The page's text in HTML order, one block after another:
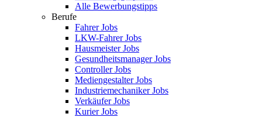
Alle Bewerbungstipps
Berufe
Fahrer Jobs
LKW-Fahrer Jobs
Hausmeister Jobs
Gesundheitsmanager Jobs
Controller Jobs
Mediengestalter Jobs
Industriemechaniker Jobs
Verkäufer Jobs
Kurier Jobs